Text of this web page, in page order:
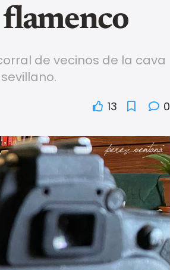
de vecinos de la cava
13 0